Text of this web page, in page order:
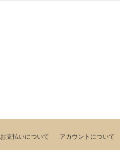
お支払いについて アカウントについて